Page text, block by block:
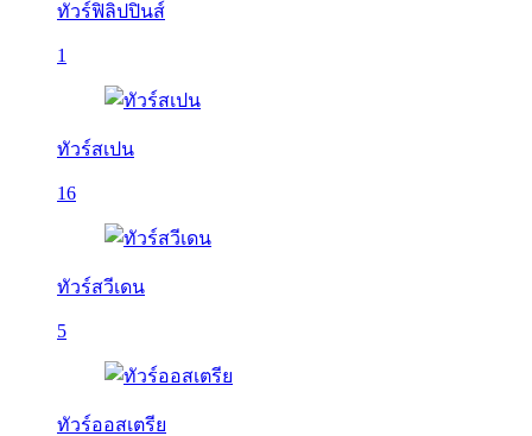
ทัวร์ฟิลิปปินส์
1
ทัวร์สเปน
16
ทัวร์สวีเดน
5
ทัวร์ออสเตรีย